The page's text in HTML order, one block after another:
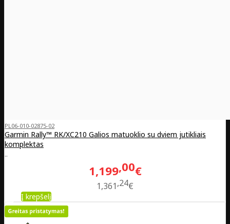
PL06-010-02875-02
Garmin Rally™ RK/XC210 Galios matuoklio su dviem jutikliais
komplektas
..
1,199 00€
1,361 24€
Į krepšelį